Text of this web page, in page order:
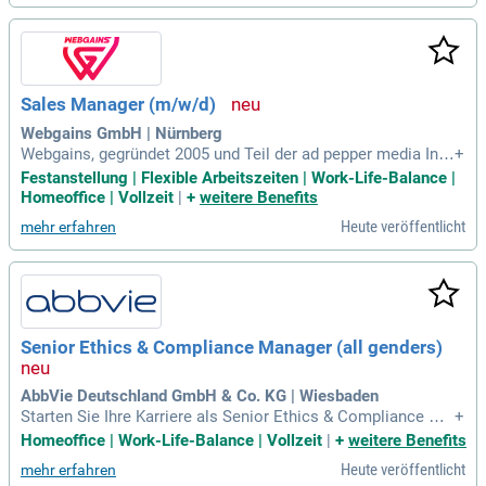
Sales Manager (m/w/d)
Webgains GmbH | Nürnberg
Webgains, gegründet 2005 und Teil der ad pepper media Inte
rnational N.V., sucht einen passionierten Sales Manager (m/
w/d) in Nürnberg. Der ideale Kandidat hat eine Leidenschaft
- und Performance-Marketing. Zu Ihren Aufgaben gehört die
effektive Kommunikation unseres Leistungsspektrums auf
dem digitalen Markt. Sie werden als Botschafter bei Konfere
nzen und Branchenveranstaltungen auftreten. Zudem ist das
Verständnis der Publisher-Landschaft unverzichtbar, um Neu
kunden zu akquirieren. Ihre Fähigkeit, Beziehungen zu poten
ziellen Kunden aufzubauen, wird entscheidend für den Erfolg
in dieser Rolle sein.
+
Festanstellung | Flexible Arbeitszeiten | Work-Life-Balance |
Homeoffice | Vollzeit | + weitere Benefits
mehr erfahren Heute veröffentlicht
Senior Ethics & Compliance Manager (all genders)
AbbVie Deutschland GmbH & Co. KG | Wiesbaden
Starten Sie Ihre Karriere als Senior Ethics & Compliance Ma
nager (all genders) in Wiesbaden bei Abb! Ab sofort bieten
einem internationalen Unternehmen. Bei uns arbeiten Sie im
+
Homeoffice | Work-Life-Balance | Vollzeit | + weitere Benefits
mehr erfahren Heute veröffentlicht